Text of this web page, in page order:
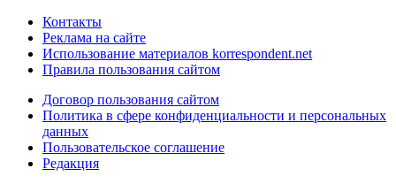
Контакты
Реклама на сайте
Использование материалов korrespondent.net
Правила пользования сайтом
Договор пользования сайтом
Политика в сфере конфиденциальности и персональных
данных
Пользовательское соглашение
Редакция